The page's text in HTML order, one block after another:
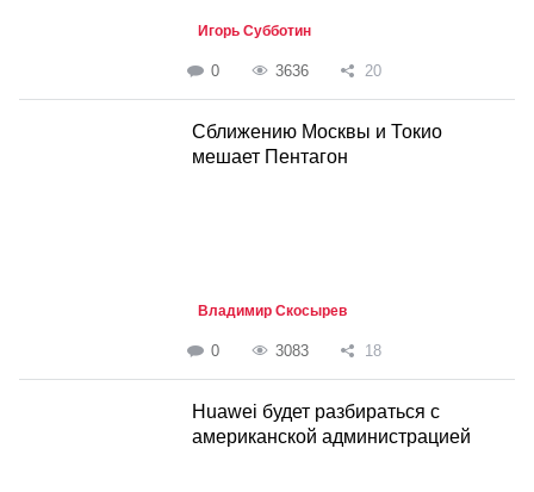
Игорь Субботин
0 3636 20
Сближению Москвы и Токио
мешает Пентагон
Владимир Скосырев
0 3083 18
Huawei будет разбираться с
американской администрацией